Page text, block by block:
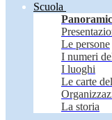
Scuola
Le persone
I numeri
I luoghi
Le carte
La storia